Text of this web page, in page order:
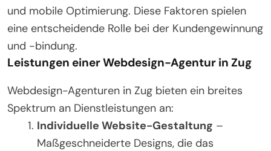
und mobile Optimierung. Diese Faktoren spielen
eine entscheidende Rolle bei der Kundengewinnung
und -bindung.
Leistungen einer Webdesign-Agentur in Zug
Webdesign-Agenturen in Zug bieten ein breites
Spektrum an Dienstleistungen an:
Individuelle Website-Gestaltung –
Maßgeschneiderte Designs, die das